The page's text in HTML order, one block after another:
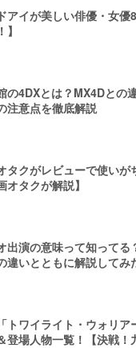
アイが美しい俳優・女優
の4DXとは？MX4Dとの
注意点を徹底解説
タクがレビューで使いが
オタクが解説】
出演の意味って知ってる
違いとともに解説してみ
トワイライト・ウォリア
登場人物一覧！【決戦！